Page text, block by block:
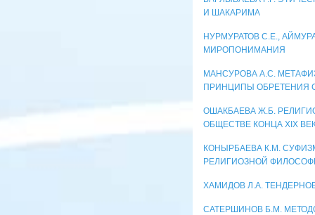
И ШАКАРИМА
НУРМУРАТОВ С.Е.,
МИРОПОНИМАНИЯ
МАНСУРОВА А.С.
ПРИНЦИПЫ ОБРЕТЕНИЯ
ОШАКБАЕВА Ж.Б.
ОБЩЕСТВЕ КОНЦА XIX
КОНЫРБАЕВА К.М.
РЕЛИГИОЗНОЙ
ХАМИДОВ Л.А.
САТЕРШИНОВ Б.М.